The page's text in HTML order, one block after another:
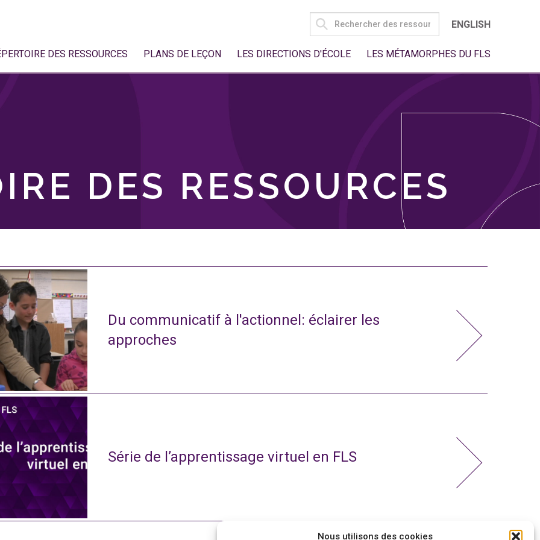
Nous utilisons des cookies
SEARCH
FOR:
ENGLISH
DES RESSOURCES PLANS DE LEÇON LES DIRECTIONS D'ÉCOLE LES MÉTAMORPHES DU FLS
DES RESSOURCES
Du communicatif à l'actionnel: éclairer les
approches
Série de l’apprentissage virtuel en FLS